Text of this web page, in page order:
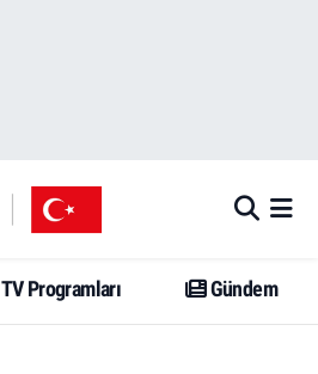
Programları Gündem